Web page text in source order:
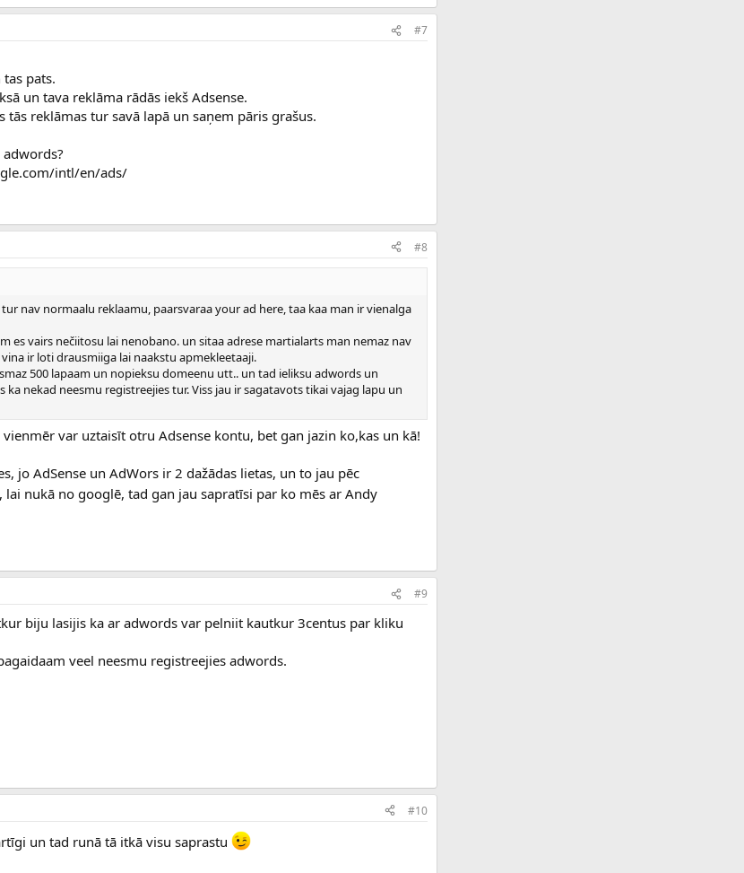
#7
pats.
un tava reklāma rādās iekš Adsense.
reklāmas tur savā lapā un saņem pāris grašus.
intl/en/ads/
#8
nav normaalu reklaamu, paarsvaraa your ad here, taa kaa man ir vienalga
es vairs nečiitosu lai nenobano. un sitaa adrese martialarts man nemaz nav
ir loti drausmiiga lai naakstu apmekleetaaji.
500 lapaam un nopieksu domeenu utt.. un tad ieliksu adwords un
nekad neesmu registreejies tur. Viss jau ir sagatavots tikai vajag lapu un
var uztaisīt otru Adsense kontu, bet gan jazin ko,kas un kā!
jo AdSense un AdWors ir 2 dažādas lietas, un to jau pēc
, lai nukā no googlē, tad gan jau sapratīsi par ko mēs ar Andy
#9
biju lasijis ka ar adwords var pelniit kautkur 3centus par kliku
veel neesmu registreejies adwords.
#10
un tad runā tā itkā visu saprastu